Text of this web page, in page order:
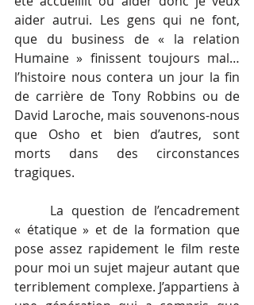
aider autrui. Les gens qui ne font,
que du business de « la relation
Humaine » finissent toujours mal…
l’histoire nous contera un jour la fin
de carrière de Tony Robbins ou de
David Laroche, mais souvenons-nous
que Osho et bien d’autres, sont
morts dans des circonstances
tragiques.
La question de l’encadrement
« étatique » et de la formation que
pose assez rapidement le film reste
pour moi un sujet majeur autant que
terriblement complexe. J’appartiens à